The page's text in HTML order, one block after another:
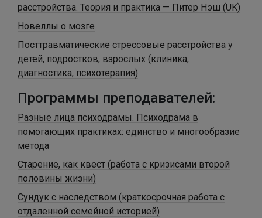
расстройства. Теория и практика — Питер Нэш (UK)
Новеллы о мозге
Посттравматические стрессовые расстройства у
детей, подростков, взрослых (клиника,
диагностика, психотерапия)
Программы преподавателей:
Разные лица психодрамы. Психодрама в
помогающих практиках: единство и многообразие
метода
Старение, как квест (работа с кризисами второй
половины жизни)
Сундук с наследством (краткосрочная работа с
отдаленной семейной историей)